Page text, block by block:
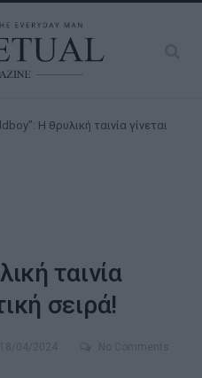
Η θρυλική ταινία γίνεται
ταινία
σειρά!